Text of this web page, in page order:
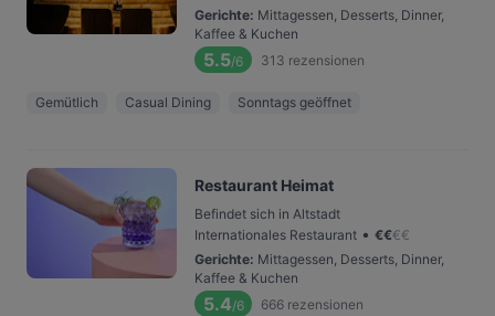
Gerichte: Mittagessen, Desserts, Dinner,
Kaffee & Kuchen
5.5/6 313 rezensionen
Gemütlich Casual Dining Sonntags geöffnet
Restaurant Heimat
Befindet sich in Altstadt
Internationales Restaurant • €€€€
Gerichte: Mittagessen, Desserts, Dinner,
Kaffee & Kuchen
5.4/6 666 rezensionen